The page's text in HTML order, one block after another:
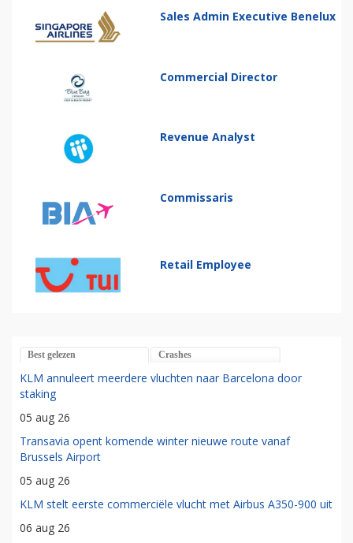
Sales Admin Executive Benelux
Commercial Director
Revenue Analyst
Commissaris
Retail Employee
Best gelezen Crashes
KLM annuleert meerdere vluchten naar Barcelona door
staking
05 aug 26
Transavia opent komende winter nieuwe route vanaf
Brussels Airport
05 aug 26
KLM stelt eerste commerciële vlucht met Airbus A350-900 uit
06 aug 26